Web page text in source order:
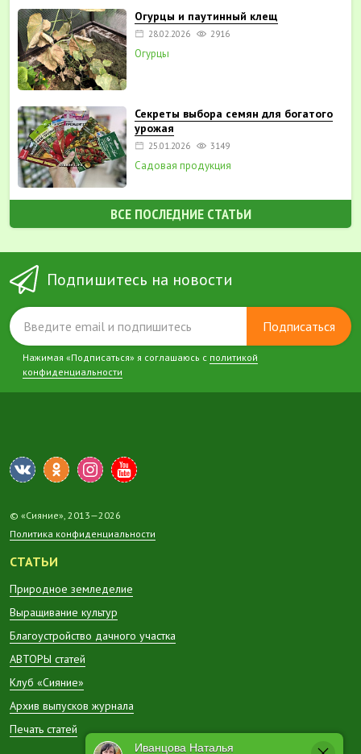
Иванцова Наталья
Огурцы и паутинный клещ
28.02.2026 2916
Огурцы
Секреты выбора семян для богатого
урожая
25.01.2026 3149
Садовая продукция
ВСЕ ПОСЛЕДНИЕ СТАТЬИ
Подпишитесь на новости
Подписаться
Нажимая «Подписаться» я соглашаюсь с политикой
конфиденциальности
© «Сияние», 2013—2026
Политика конфиденциальности
СТАТЬИ
Природное земледелие
Выращивание культур
Благоустройство дачного участка
АВТОРЫ статей
Клуб «Сияние»
Архив выпусков журнала
Печать статей